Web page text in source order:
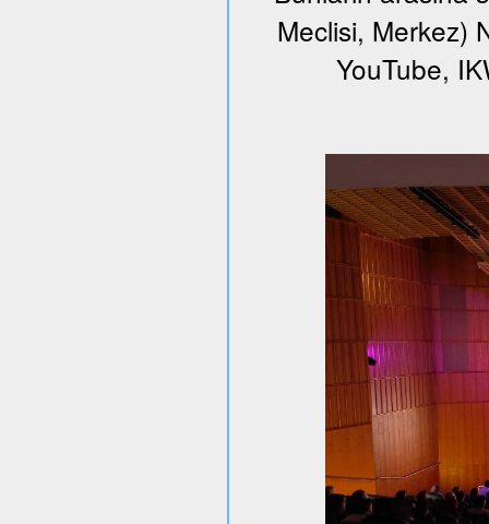
Meclisi, Merkez)
YouTube,